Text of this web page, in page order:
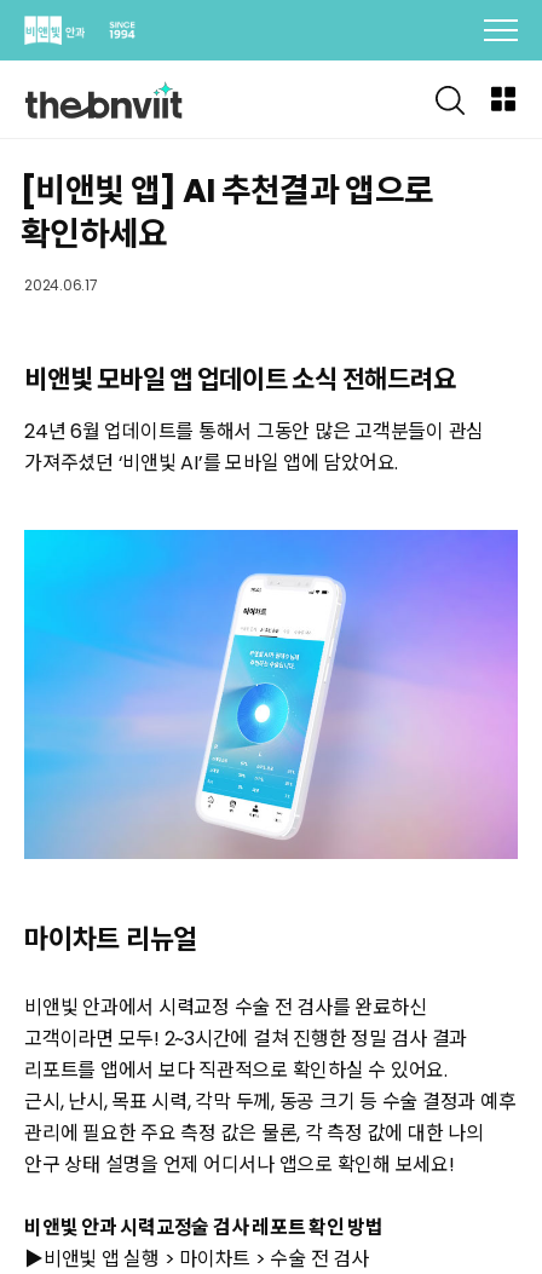
Skip
[비앤빛 앱] AI 추천결과 앱으로
확인하세요
2024.06.17
비앤빛 모바일 앱 업데이트 소식 전해드려요
24년 6월 업데이트를 통해서 그동안 많은 고객분들이 관심
가져주셨던 ‘비앤빛 AI’를 모바일 앱에 담았어요.
마이차트 리뉴얼
비앤빛 안과에서 시력교정 수술 전 검사를 완료하신
고객이라면 모두! 2~3시간에 걸쳐 진행한 정밀 검사 결과
리포트를 앱에서 보다 직관적으로 확인하실 수 있어요.
근시, 난시, 목표 시력, 각막 두께, 동공 크기 등 수술 결정과 예후
관리에 필요한 주요 측정 값은 물론, 각 측정 값에 대한 나의
안구 상태 설명을 언제 어디서나 앱으로 확인해 보세요!
비앤빛 안과 시력교정술 검사 레포트 확인 방법
▶비앤빛 앱 실행 > 마이차트 > 수술 전 검사